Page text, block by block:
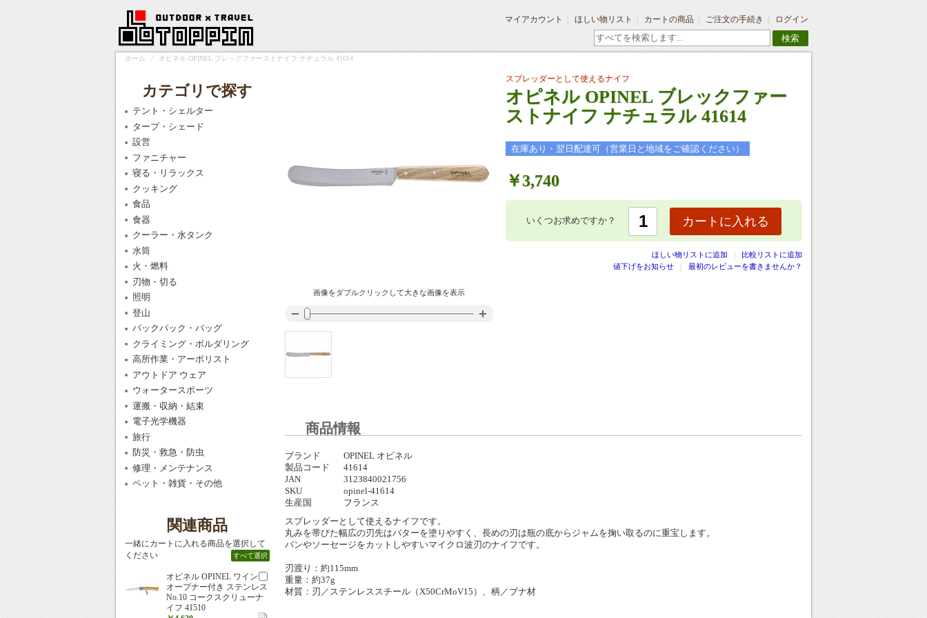
マイアカウント ほしい物リスト カートの商品 ご注文の手続き ログイン
検索
ホーム / オピネル OPINEL ブレックファーストナイフ ナチュラル 41614
スプレッダーとして使えるナイフ
オピネル OPINEL ブレックファー
ストナイフ ナチュラル 41614
在庫あり・翌日配達可（営業日と地域をご確認ください）
￥3,740
いくつお求めですか？ カートに入れる
ほしい物リストに追加
比較リストに追加
最初のレビューを書きませんか？
値下げをお知らせ
画像をダブルクリックして大きな画像を表示
商品情報
ブランド
OPINEL オピネル
製品コード
41614
JAN
3123840021756
SKU
opinel-41614
生産国
フランス
スプレッダーとして使えるナイフです。
丸みを帯びた幅広の刃先はバターを塗りやすく、長めの刃は瓶の底からジャムを掬い取るのに重宝します。
パンやソーセージをカットしやすいマイクロ波刃のナイフです。
刃渡り：約115mm
重量：約37g
材質：刃／ステンレススチール（X50CrMoV15）、柄／ブナ材
カテゴリで探す
テント・シェルター
タープ・シェード
設営
ファニチャー
寝る・リラックス
クッキング
食品
食器
クーラー・水タンク
水筒
火・燃料
刃物・切る
照明
登山
バックパック・バッグ
クライミング・ボルダリング
高所作業・アーボリスト
アウトドア ウェア
ウォータースポーツ
運搬・収納・結束
電子光学機器
旅行
防災・救急・防虫
修理・メンテナンス
ペット・雑貨・その他
関連商品
一緒にカートに入れる商品を選択して
ください
すべて選択
オピネル OPINEL ワイン
オープナー付き ステンレス
No.10 コークスクリューナ
イフ 41510